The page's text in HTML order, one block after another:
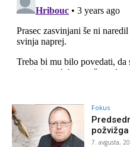
Fokus
7. avgusta,